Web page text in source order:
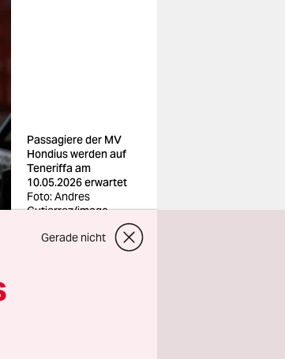
Passagiere der MV
Hondius werden auf
Teneriffa am
10.05.2026 erwartet
Foto: Andres
Gutierrez/imago
Gerade nicht